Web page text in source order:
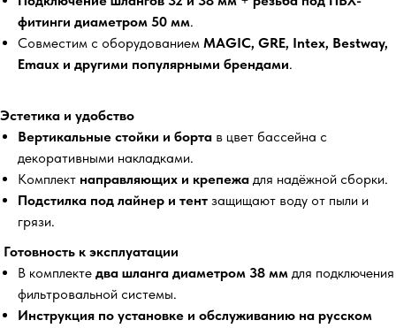
фитинги диаметром 50 мм.
Совместим с оборудованием MAGIC, GRE, Intex, Bestway,
Emaux и другими популярными брендами.
Эстетика и удобство
Вертикальные стойки и борта в цвет бассейна с
декоративными накладками.
Комплект направляющих и крепежа для надёжной сборки.
Подстилка под лайнер и тент защищают воду от пыли и
грязи.
Готовность к эксплуатации
В комплекте два шланга диаметром 38 мм для подключения
фильтровальной системы.
Инструкция по установке и обслуживанию на русском